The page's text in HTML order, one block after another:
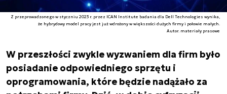
Z przeprowadzonego w styczniu 2023 r. przez ICAN Institute badania dla Dell Technologies wynika,
że hybrydowy model pracy jest już wdrożony w większości dużych firmy i połowie małych.
Autor. materiały prasowe
W przeszłości zwykle wyzwaniem dla firm było
posiadanie odpowiedniego sprzętu i
oprogramowania, które będzie nadążało za